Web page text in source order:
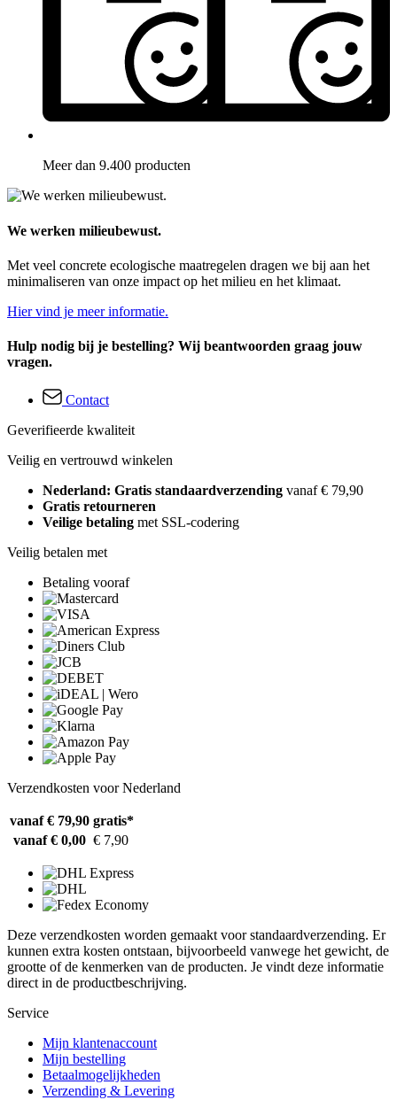
Meer dan 9.400 producten
We werken milieubewust.
Met veel concrete ecologische maatregelen dragen we bij aan het
minimaliseren van onze impact op het milieu en het klimaat.
Hier vind je meer informatie.
Hulp nodig bij je bestelling? Wij beantwoorden graag jouw
vragen.
Contact
Geverifieerde kwaliteit
Veilig en vertrouwd winkelen
Nederland: Gratis standaardverzending vanaf € 79,90
Gratis retourneren
Veilige betaling met SSL-codering
Veilig betalen met
Betaling vooraf
Verzendkosten voor Nederland
vanaf € 79,90 gratis*
vanaf € 0,00 € 7,90
Deze verzendkosten worden gemaakt voor standaardverzending. Er
kunnen extra kosten ontstaan, bijvoorbeeld vanwege het gewicht, de
grootte of de kenmerken van de producten. Je vindt deze informatie
direct in de productbeschrijving.
Service
Mijn klantenaccount
Mijn bestelling
Betaalmogelijkheden
Verzending & Levering